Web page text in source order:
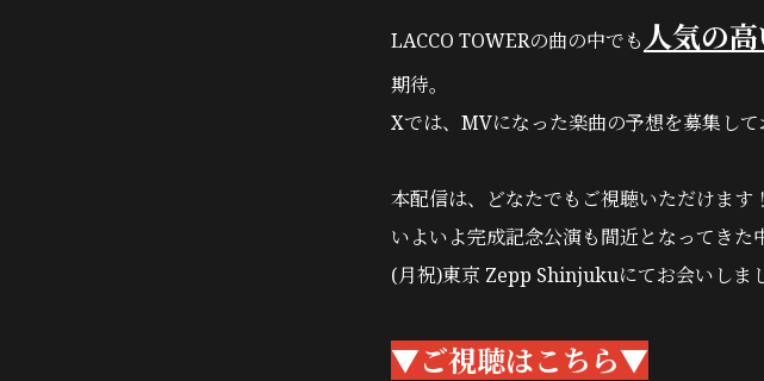
LACCO TOWERの曲の中でも 人気の
期待。
Xでは、MVになった楽曲の予想を募集し
本配信は、どなたでもご視聴いただけます！
いよいよ完成記念公演も間近となってき
(月祝)東京 Zepp Shinjukuにてお会いしま
▼ご視聴はこちら▼